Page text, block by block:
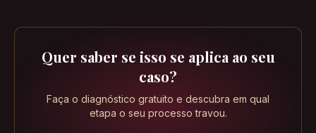
Quer saber se isso se aplica ao seu
caso?
Faça o diagnóstico gratuito e descubra em qual
etapa o seu processo travou.